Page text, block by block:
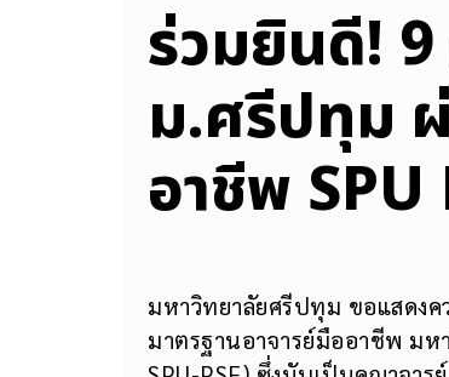
ร่วมยินดี!
ม.ศรีปทุม
อาชีพ SPU
มหาวิทยาลัยศรีปทุม ขอแสดง
มาตรฐานอาจารย์มืออาชีพ มห